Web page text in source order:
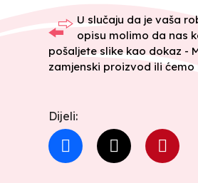
U slučaju da je vaša
opisu molimo da nas
pošaljete slike kao dokaz -
zamjenski proizvod ili
Dijeli: